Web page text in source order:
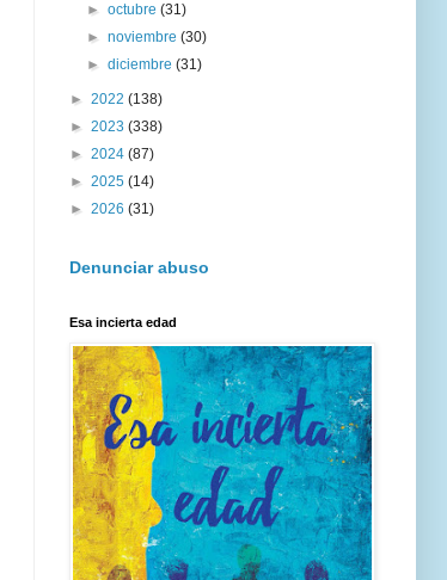
►octubre(31)
►noviembre(30)
►diciembre(31)
► 2022 (138)
► 2023 (338)
► 2024 (87)
► 2025 (14)
► 2026 (31)
Denunciar abuso
Esa incierta edad